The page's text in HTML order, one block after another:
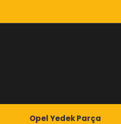
Opel Yedek Parça